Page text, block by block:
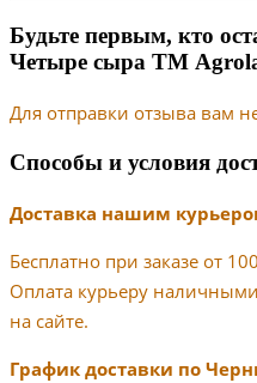
Будьте первым, кто
Четыре сыра ТМ
Для отправки отзыва вам
Способы и условия
Доставка нашим
Бесплатно при заказе от
Оплата курьеру
на сайте.
График доставки по